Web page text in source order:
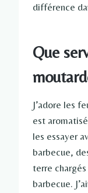
différence
Que
J’adore les
est
les essayer
barbecue,
terre
barbecue.